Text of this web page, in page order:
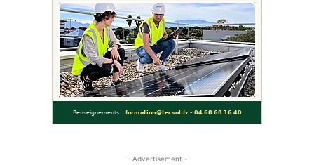
- Advertisement -